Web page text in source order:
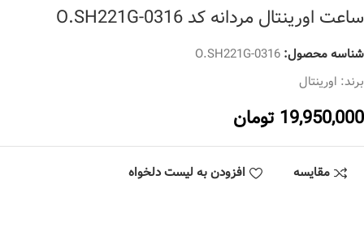
ساعت اورینتال مردانه کد O.SH221G-0316
شناسه محصول:O.SH221G-0316
برند: اورینتال
19,950,000 تومان
مقایسه افزودن به لیست دلخواه